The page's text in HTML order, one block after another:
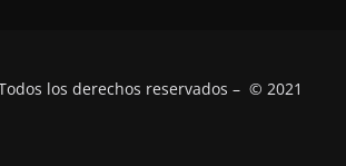
los derechos reservados – © 2021